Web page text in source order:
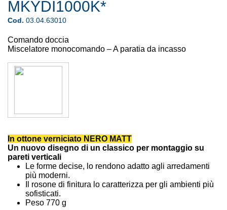
MKYDI1000K*
Cod. 03.04.63010
Comando doccia
Miscelatore monocomando – A paratia da incasso
In ottone verniciato NERO MATT
Un nuovo disegno di un classico per montaggio su
pareti verticali
Le forme decise, lo rendono adatto agli arredamenti
più moderni.
Il rosone di finitura lo caratterizza per gli ambienti più
sofisticati.
Peso 770 g